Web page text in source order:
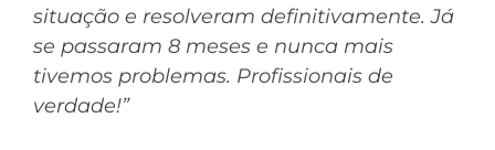
situação e resolveram definitivamente. Já
se passaram 8 meses e nunca mais
tivemos problemas. Profissionais de
verdade!”